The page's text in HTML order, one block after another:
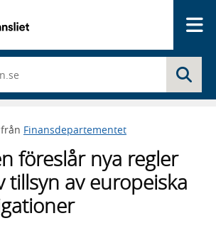
Finansdepartementet
föreslår nya regler
tillsyn av europeiska